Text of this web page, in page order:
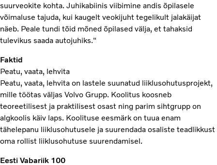
suurveokite kohta. Juhikabiinis viibimine andis õpilasele
võimaluse tajuda, kui kaugelt veokijuht tegelikult jalakäijat
näeb. Peale tundi tõid mõned õpilased välja, et tahaksid
tulevikus saada autojuhiks."
Faktid
Peatu, vaata, lehvita
Peatu, vaata, lehvita on lastele suunatud liiklusohutusprojekt,
mille töötas väljas Volvo Grupp. Koolitus koosneb
teoreetilisest ja praktilisest osast ning parim sihtgrupp on
algkoolis käiv laps. Koolituse eesmärk on tuua enam
tähelepanu liiklusohutusele ja suurendada osaliste teadlikkust
oma rollist liiklusohutuse suurendamisel.
Eesti Vabariik 100